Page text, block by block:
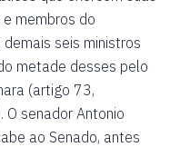
membros do
demais seis ministros
metade desses pelo
(artigo 73,
O senador Antonio
ao Senado, antes